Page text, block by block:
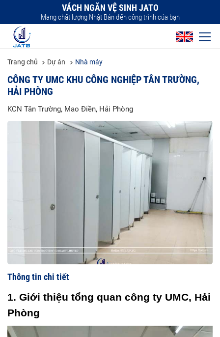
VÁCH NGĂN VỆ SINH JATO
Mang chất lượng Nhật Bản đến công trình của bạn
Trang chủ Dự án Nhà máy
CÔNG TY UMC KHU CÔNG NGHIỆP TÂN TRƯỜNG,
HẢI PHÒNG
KCN Tân Trường, Mao Điền, Hải Phòng
Thông tin chi tiết
1. Giới thiệu tổng quan công ty UMC, Hải
Phòng